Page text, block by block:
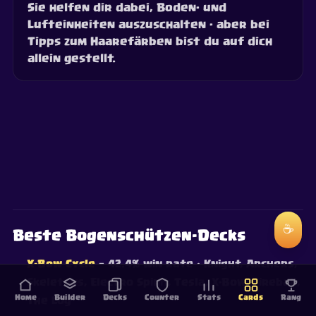
Sie helfen dir dabei, Boden- und
Lufteinheiten auszuschalten - aber bei
Tipps zum Haarefärben bist du auf dich
allein gestellt.
Home Builder Decks Counter Stats Cards Rang
Beste Bogenschützen-Decks
X-Bow Cycle— 42.4% win rate· Knight, Archers,
Skeletons, Electro Spirit, Tesla, X-Bow, Fireball,
The Log
☕